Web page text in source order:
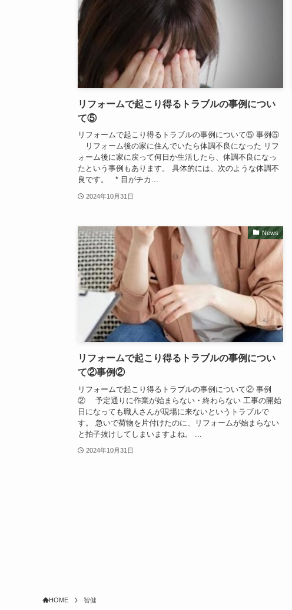
リフォームで起こり得るトラブルの事例につい
て⑤
リフォームで起こり得るトラブルの事例について⑤ 事例⑤
リフォーム後の家に住んでいたら体調不良になった リフ
ォーム後に家に戻って何日か生活したら、体調不良になっ
たという事例もあります。 具体的には、次のような体調不
良です。 * 目がチカ...
2024年10月31日
News
リフォームで起こり得るトラブルの事例につい
て②事例②
リフォームで起こり得るトラブルの事例について② 事例
② 予定通りに作業が始まらない・終わらない 工事の開始
日になっても職人さんが現場に来ないというトラブルで
す。 急いで荷物を片付けたのに、リフォームが始まらない
と拍子抜けしてしまいますよね。 ...
2024年10月31日
HOME 智健